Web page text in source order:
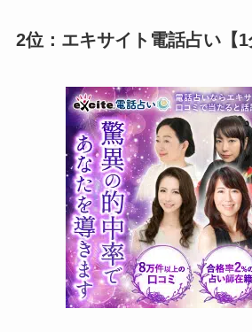
2位：エキサイト電話占い【1